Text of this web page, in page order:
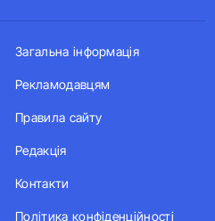
Загальна інформація
Рекламодавцям
Правила сайту
Редакція
Контакти
Політика конфіденційності